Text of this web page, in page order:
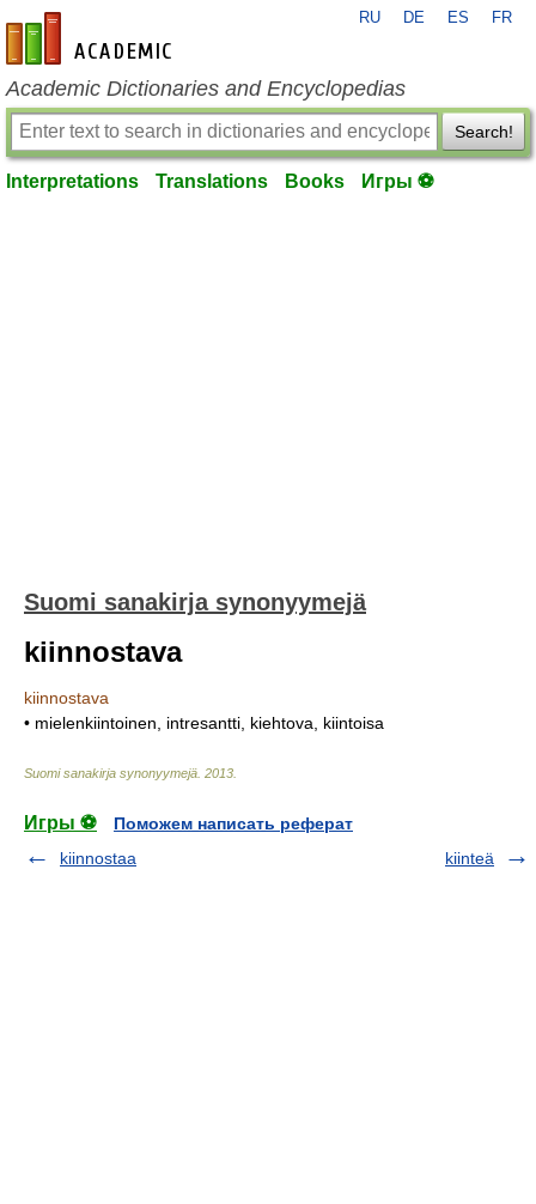
en-academic.com
RU DE ES FR
Academic Dictionaries and Encyclopedias
Search!
Interpretations Translations Books Игры ⚽
Suomi sanakirja synonyymejä
kiinnostava
kiinnostava
• mielenkiintoinen, intresantti, kiehtova, kiintoisa
Suomi sanakirja synonyymejä 2013
Игры ⚽
Поможем написать реферат
kiinnostaa
kiinteä